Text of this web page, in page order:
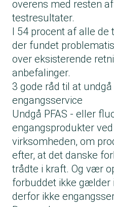
overens med resten af
testresultater.
I 54 procent af alle
der fundet
over eksisterende
anbefalinger.
3 gode råd til at
engangsservice
Undgå PFAS - eller
engangsprodukter
virksomheden, om
efter, at det danske
trådte i kraft. Og vær
forbuddet ikke gælder
derfor ikke